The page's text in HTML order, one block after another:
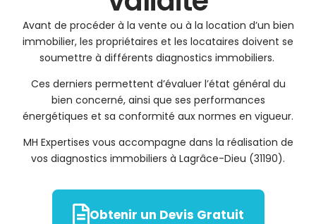
Avant de procéder à la vente ou à la location d’un bien
immobilier, les propriétaires et les locataires doivent se
soumettre à différents diagnostics immobiliers.
Ces derniers permettent d’évaluer l’état général du
bien concerné, ainsi que ses performances
énergétiques et sa conformité aux normes en vigueur.
MH Expertises vous accompagne dans la réalisation de
vos diagnostics immobiliers à Lagrâce-Dieu (31190).
Obtenir un Devis Gratuit